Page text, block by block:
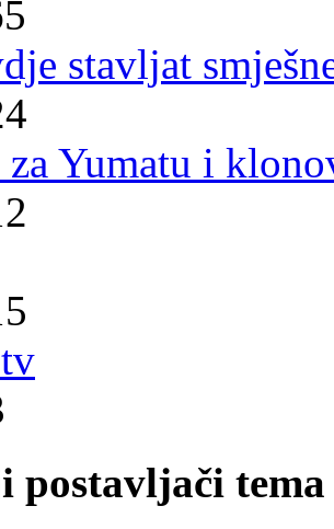
stavljat
Yumatu i
postavljači tema